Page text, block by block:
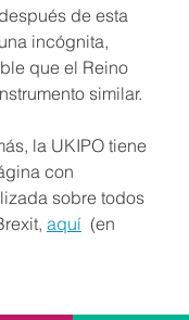
de esta
incógnita,
que el Reino
similar.
la UKIPO tiene
con
sobre todos
aquí
  (en